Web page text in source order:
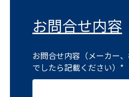
お問合せ内容
お問合せ内容（メーカー
でしたら記載ください） *